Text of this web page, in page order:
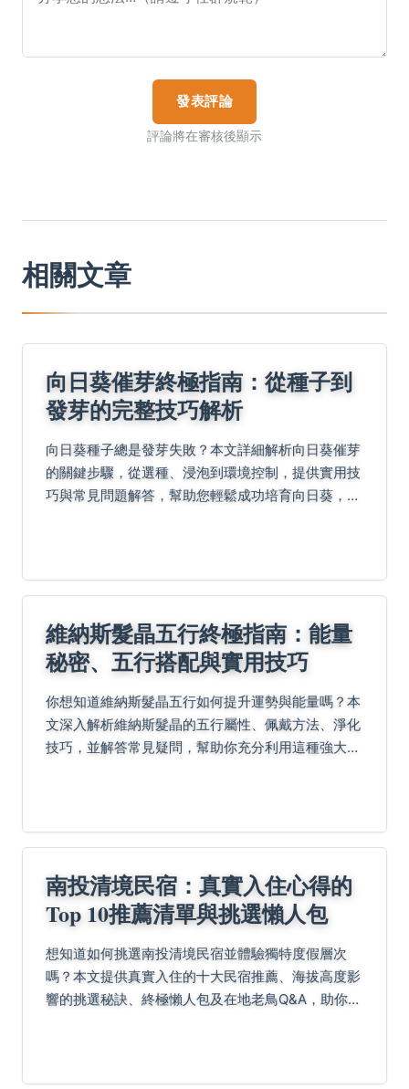
發表評論
評論將在審核後顯示
相關文章
向日葵催芽終極指南：從種子到
發芽的完整技巧解析
向日葵種子總是發芽失敗？本文詳細解析向日葵催芽
的關鍵步驟，從選種、浸泡到環境控制，提供實用技
巧與常見問題解答，幫助您輕鬆成功培育向日葵，避
維納斯髮晶五行終極指南：能量
秘密、五行搭配與實用技巧
你想知道維納斯髮晶五行如何提升運勢與能量嗎？本
文深入解析維納斯髮晶的五行屬性、佩戴方法、淨化
技巧，並解答常見疑問，幫助你充分利用這種強大水
南投清境民宿：真實入住心得的
Top 10推薦清單與挑選懶人包
想知道如何挑選南投清境民宿並體驗獨特度假層次
嗎？本文提供真實入住的十大民宿推薦、海拔高度影
響的挑選秘訣、終極懶人包及在地老鳥Q&A，助你輕